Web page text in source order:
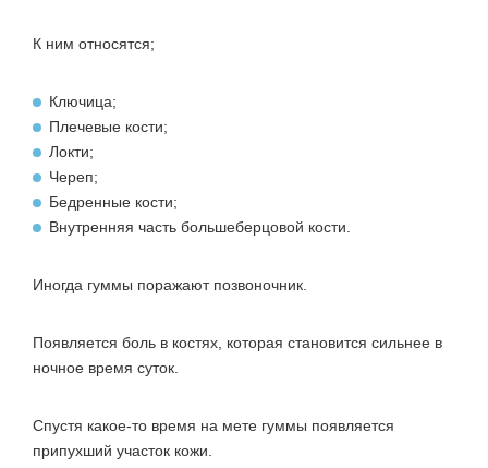
К ним относятся;
Ключица;
Плечевые кости;
Локти;
Череп;
Бедренные кости;
Внутренняя часть большеберцовой кости.
Иногда гуммы поражают позвоночник.
Появляется боль в костях, которая становится сильнее в
ночное время суток.
Спустя какое-то время на мете гуммы появляется
припухший участок кожи.